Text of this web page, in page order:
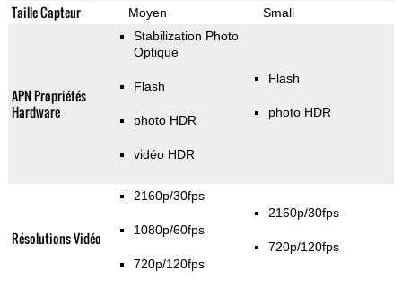
Taille Capteur Moyen Small
APN Propriétés
Hardware
Stabilization Photo
Optique
Flash
photo HDR
vidéo HDR
Flash
photo HDR
Résolutions Vidéo
2160p/30fps
1080p/60fps
720p/120fps
2160p/30fps
720p/120fps